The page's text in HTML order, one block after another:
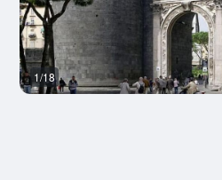
1/18